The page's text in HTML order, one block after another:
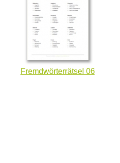
Fremdwörterrätsel 06